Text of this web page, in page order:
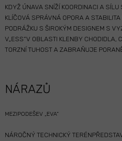
KDYŽ ÚNAVA SNÍŽÍ KOORDINACI A
KLÍČOVÁ SPRÁVNÁ OPORA A
PODRÁŽKU S ŠIROKÝM DESIGNEM S
V„ESS“V OBLASTI KLENBY CHODIDLA,
TORZNÍ TUHOST A ZABRAŇUJE
NÁRAZŮ
MEZIPODEŠEV „EVA“
NÁROČNÝ TECHNICKÝ